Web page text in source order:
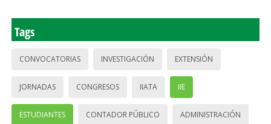
Tags
CONVOCATORIAS INVESTIGACIÓN EXTENSIÓN
JORNADAS CONGRESOS IIATA IIE
ESTUDIANTES CONTADOR PÚBLICO ADMINISTRACIÓN